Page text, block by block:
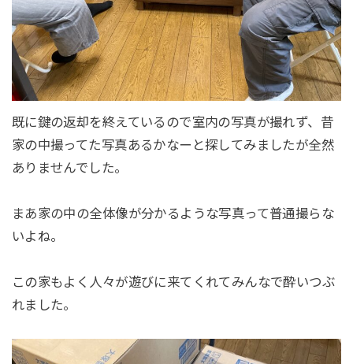
既に鍵の返却を終えているので室内の写真が撮れず、昔
家の中撮ってた写真あるかなーと探してみましたが全然
ありませんでした。
まあ家の中の全体像が分かるような写真って普通撮らな
いよね。
この家もよく人々が遊びに来てくれてみんなで酔いつぶ
れました。